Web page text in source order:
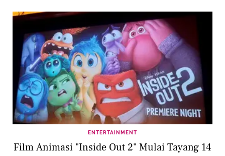
ENTERTAINMENT
Film Animasi "Inside Out 2" Mulai Tayang 14